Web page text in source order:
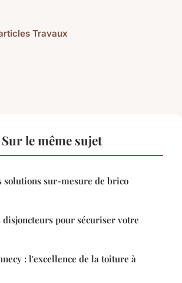
Travaux
le même sujet
solutions sur-mesure de brico
pour sécuriser votre
: l'excellence de la toiture à